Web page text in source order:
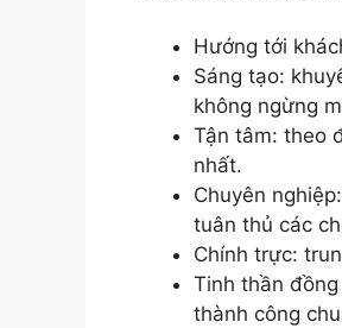
Hướng tới
Sáng tạo:
không ngừng
Tận tâm: theo
nhất.
Chuyên
tuân thủ các
Chính trực:
Tinh thần
thành công